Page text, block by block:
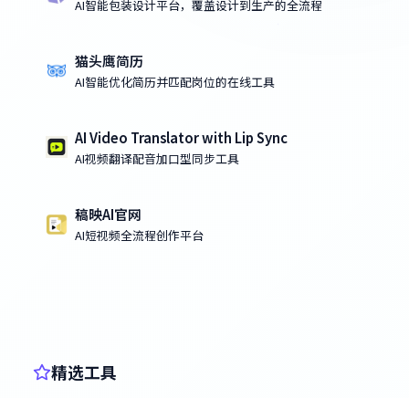
AI智能包装设计平台，覆盖设计到生产的全流程
猫头鹰简历
AI智能优化简历并匹配岗位的在线工具
AI Video Translator with Lip Sync
AI视频翻译配音加口型同步工具
稿映AI官网
AI短视频全流程创作平台
精选工具